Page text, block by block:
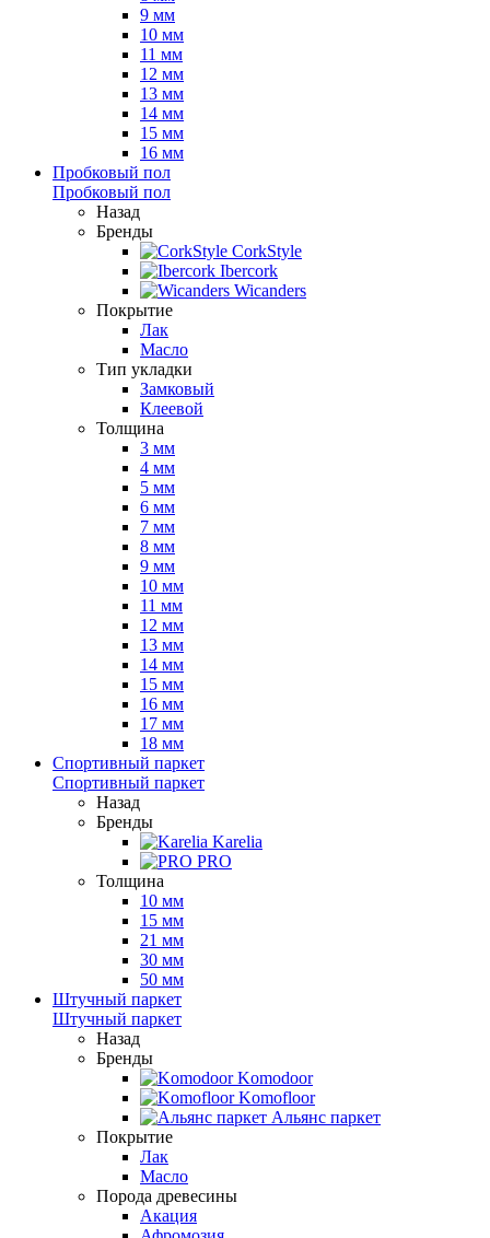
9 мм
10 мм
11 мм
12 мм
13 мм
14 мм
15 мм
16 мм
Пробковый пол
Пробковый пол
Назад
Бренды
CorkStyle
Ibercork
Wicanders
Покрытие
Лак
Масло
Тип укладки
Замковый
Клеевой
Толщина
3 мм
4 мм
5 мм
6 мм
7 мм
8 мм
9 мм
10 мм
11 мм
12 мм
13 мм
14 мм
15 мм
16 мм
17 мм
18 мм
Спортивный паркет
Спортивный паркет
Назад
Бренды
Karelia
PRO
Толщина
10 мм
15 мм
21 мм
30 мм
50 мм
Штучный паркет
Штучный паркет
Назад
Бренды
Komodoor
Komofloor
Альянс паркет
Покрытие
Лак
Масло
Порода древесины
Акация